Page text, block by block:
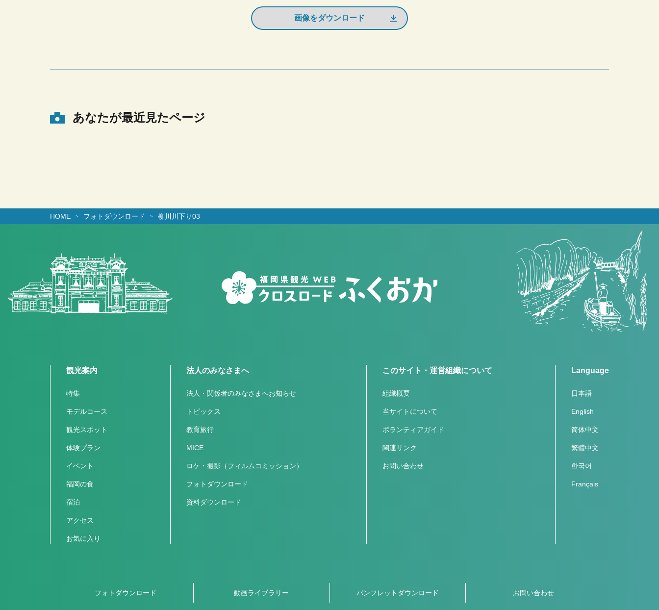
画像をダウンロード
あなたが最近見たページ
HOME フォトダウンロード 柳川川下り03
観光案内
特集
モデルコース
観光スポット
体験プラン
イベント
福岡の食
宿泊
アクセス
お気に入り
法人のみなさまへ
法人・関係者のみなさまへお知らせ
トピックス
教育旅行
MICE
ロケ・撮影（フィルムコミッション）
フォトダウンロード
資料ダウンロード
このサイト・運営組織について
組織概要
当サイトについて
ボランティアガイド
関連リンク
お問い合わせ
Language
日本語
English
简体中文
繁體中文
한국어
Français
フォトダウンロード 動画ライブラリー パンフレットダウンロード お問い合わせ